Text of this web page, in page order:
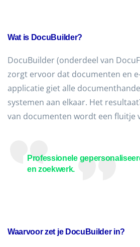
Wat is DocuBuilder?
DocuBuilder (onderdeel van
zorgt ervoor dat documenten en
applicatie giet alle
systemen aan elkaar. Het
van documenten wordt een fluitje
Professionele
en zoekwerk.
Waarvoor zet je DocuBuilder in?